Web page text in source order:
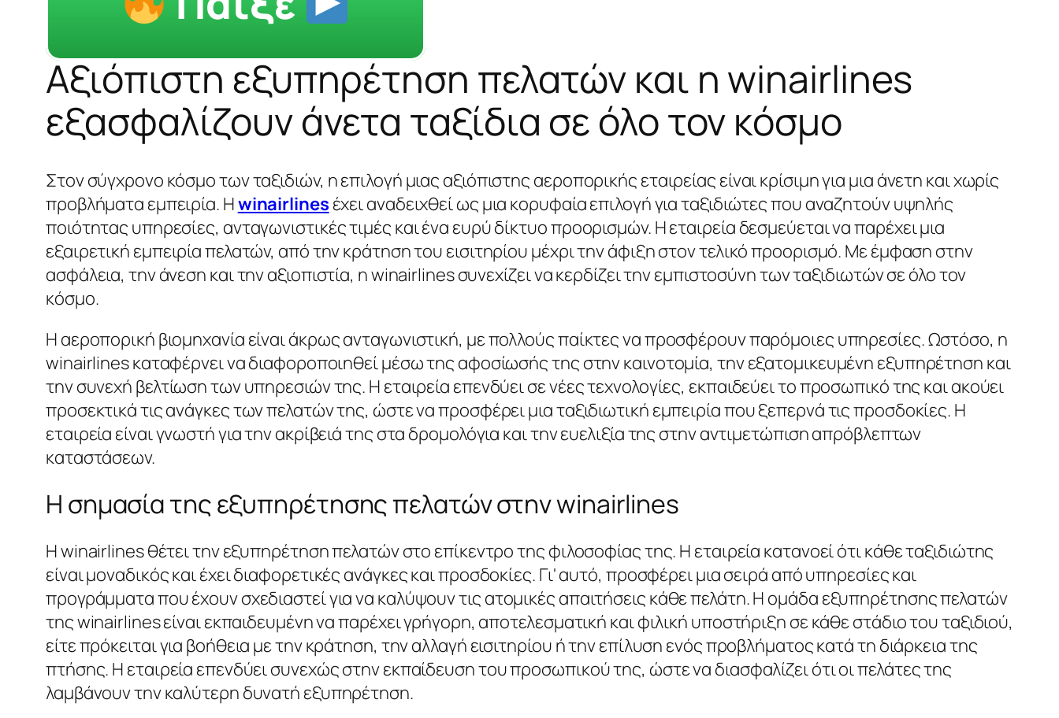
Αξιόπιστη εξυπηρέτηση πελατών και η winairlines
εξασφαλίζουν άνετα ταξίδια σε όλο τον κόσμο
Στον σύγχρονο κόσμο των ταξιδιών, η επιλογή μιας αξιόπιστης αεροπορικής εταιρείας είναι κρίσιμη για μια άνετη και χωρίς
προβλήματα εμπειρία. Ηwinairlines έχει αναδειχθεί ως μια κορυφαία επιλογή για ταξιδιώτες που αναζητούν υψηλής
ποιότητας υπηρεσίες, ανταγωνιστικές τιμές και ένα ευρύ δίκτυο προορισμών. Η εταιρεία δεσμεύεται να παρέχει μια
εξαιρετική εμπειρία πελατών, από την κράτηση του εισιτηρίου μέχρι την άφιξη στον τελικό προορισμό. Με έμφαση στην
ασφάλεια, την άνεση και την αξιοπιστία, η winairlines συνεχίζει να κερδίζει την εμπιστοσύνη των ταξιδιωτών σε όλο τον
κόσμο.
Η αεροπορική βιομηχανία είναι άκρως ανταγωνιστική, με πολλούς παίκτες να προσφέρουν παρόμοιες υπηρεσίες. Ωστόσο, η
winairlines καταφέρνει να διαφοροποιηθεί μέσω της αφοσίωσής της στην καινοτομία, την εξατομικευμένη εξυπηρέτηση και
την συνεχή βελτίωση των υπηρεσιών της. Η εταιρεία επενδύει σε νέες τεχνολογίες, εκπαιδεύει το προσωπικό της και ακούει
προσεκτικά τις ανάγκες των πελατών της, ώστε να προσφέρει μια ταξιδιωτική εμπειρία που ξεπερνά τις προσδοκίες. Η
εταιρεία είναι γνωστή για την ακρίβειά της στα δρομολόγια και την ευελιξία της στην αντιμετώπιση απρόβλεπτων
καταστάσεων.
Η σημασία της εξυπηρέτησης πελατών στην winairlines
Η winairlines θέτει την εξυπηρέτηση πελατών στο επίκεντρο της φιλοσοφίας της. Η εταιρεία κατανοεί ότι κάθε ταξιδιώτης
είναι μοναδικός και έχει διαφορετικές ανάγκες και προσδοκίες. Γι' αυτό, προσφέρει μια σειρά από υπηρεσίες και
προγράμματα που έχουν σχεδιαστεί για να καλύψουν τις ατομικές απαιτήσεις κάθε πελάτη. Η ομάδα εξυπηρέτησης πελατών
της winairlines είναι εκπαιδευμένη να παρέχει γρήγορη, αποτελεσματική και φιλική υποστήριξη σε κάθε στάδιο του ταξιδιού,
είτε πρόκειται για βοήθεια με την κράτηση, την αλλαγή εισιτηρίου ή την επίλυση ενός προβλήματος κατά τη διάρκεια της
πτήσης. Η εταιρεία επενδύει συνεχώς στην εκπαίδευση του προσωπικού της, ώστε να διασφαλίζει ότι οι πελάτες της
λαμβάνουν την καλύτερη δυνατή εξυπηρέτηση.